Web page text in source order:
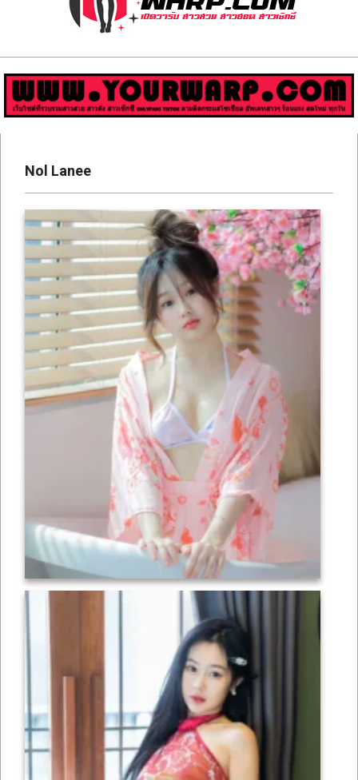
ส่อง
วาร์
ป
สวย
มีชื่อ
เสียง
คน
ดัง
คน
กระแส
เซ็กซี่
ONLYFANS
TIKTOK
Navigation
Nol Lanee